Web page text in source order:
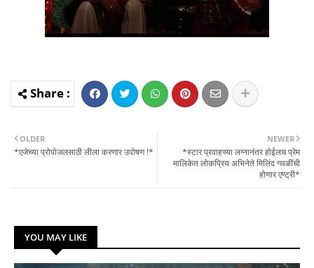
NEWER
*स्टार प्रवाहच्या लग्नानंतर होईलच प्रेम
मालिकेत लोकप्रिय अभिनेते मिलिंद गवळींची
होणार एण्ट्री*
OLDER
*एजेच्या प्रोपोजलसाठी लीला करणार उपोषण !*
YOU MAY LIKE